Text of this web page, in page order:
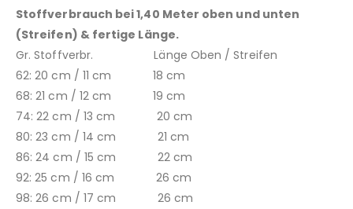
Stoffverbrauch bei 1,40 Meter oben und unten
(Streifen) & fertige Länge.
Gr. Stoffverbr. Länge Oben / Streifen
62: 20 cm / 11 cm 18 cm
68: 21 cm / 12 cm 19 cm
74: 22 cm / 13 cm 20 cm
80: 23 cm / 14 cm 21 cm
86: 24 cm / 15 cm 22 cm
92: 25 cm / 16 cm 26 cm
98: 26 cm / 17 cm 26 cm